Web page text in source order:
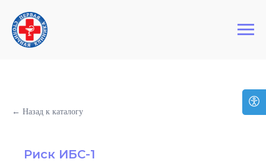
Первая Столичная Клиника
← Назад к каталогу
Риск ИБС-1